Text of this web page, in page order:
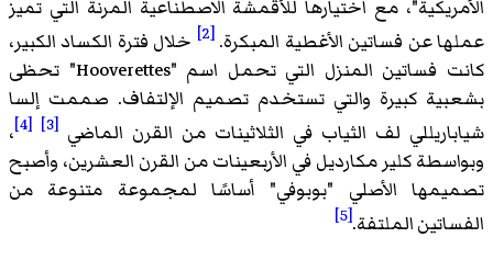
الأمريكية"، مع اختيارها للأقمشة الاصطناعية المرنة التي تميز
عملها عن فساتين الأغطية المبكرة.[2]
خلال فترة الكساد الكبير،
كانت فساتين المنزل التي تحمل اسم "Hooverettes" تحظى
بشعبية كبيرة والتي تستخدم تصميم الإلتفاف. صممت إلسا
شياباريللي لف الثياب في الثلاثينات من القرن الماضي [3]
[4]
،
وبواسطة كلير مكارديل في الأربعينات من القرن العشرين، وأصبح
تصميمها الأصلي "بوبوفي" أساسًا لمجموعة متنوعة من
الفساتين الملتفة.[5]